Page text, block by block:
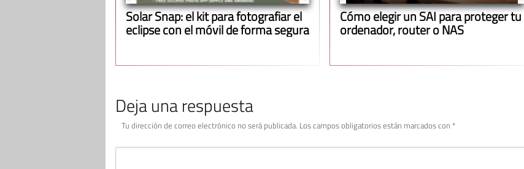
Solar Snap: el kit para fotografiar el
eclipse con el móvil de forma segura
Cómo elegir un SAI para proteger tu
ordenador, router o NAS
Deja una respuesta
Tu dirección de correo electrónico no será publicada. Los campos obligatorios están marcados con *